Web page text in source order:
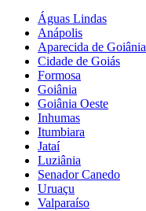
Águas Lindas
Anápolis
Aparecida de Goiânia
Cidade de Goiás
Formosa
Goiânia
Goiânia Oeste
Inhumas
Itumbiara
Jataí
Luziânia
Senador Canedo
Uruaçu
Valparaíso